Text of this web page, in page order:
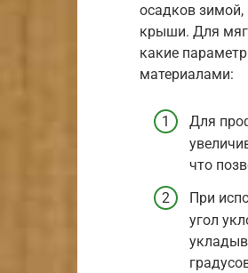
осадков зимой,
крыши. Для
какие
материалами:
Для
что
При
угол